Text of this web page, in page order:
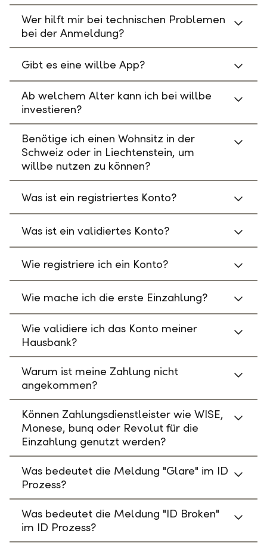
Wer hilft mir bei technischen Problemen
bei der Anmeldung?
Gibt es eine willbe App?
Ab welchem Alter kann ich bei willbe
investieren?
Benötige ich einen Wohnsitz in der
Schweiz oder in Liechtenstein, um
willbe nutzen zu können?
Was ist ein registriertes Konto?
Was ist ein validiertes Konto?
Wie registriere ich ein Konto?
Wie mache ich die erste Einzahlung?
Wie validiere ich das Konto meiner
Hausbank?
Warum ist meine Zahlung nicht
angekommen?
Können Zahlungsdienstleister wie WISE,
Monese, bunq oder Revolut für die
Einzahlung genutzt werden?
Was bedeutet die Meldung "Glare" im ID
Prozess?
Was bedeutet die Meldung "ID Broken"
im ID Prozess?